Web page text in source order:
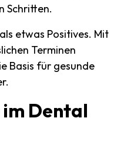
Schritten.
etwas Positives. Mit
Terminen
Basis für gesunde
im Dental